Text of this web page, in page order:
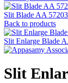
Slit Blade AA
Back to products
Slit Enlarge Blade
Slit